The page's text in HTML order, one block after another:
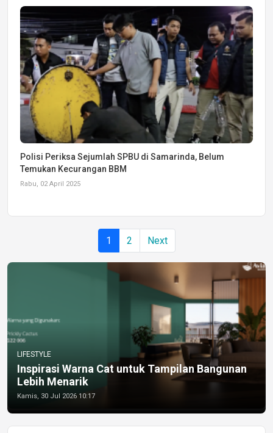
Polisi Periksa Sejumlah SPBU di Samarinda, Belum
Temukan Kecurangan BBM
Rabu, 02 April 2025
1 2 Next
LIFESTYLE
Inspirasi Warna Cat untuk Tampilan Bangunan
Lebih Menarik
Kamis, 30 Jul 2026 10:17